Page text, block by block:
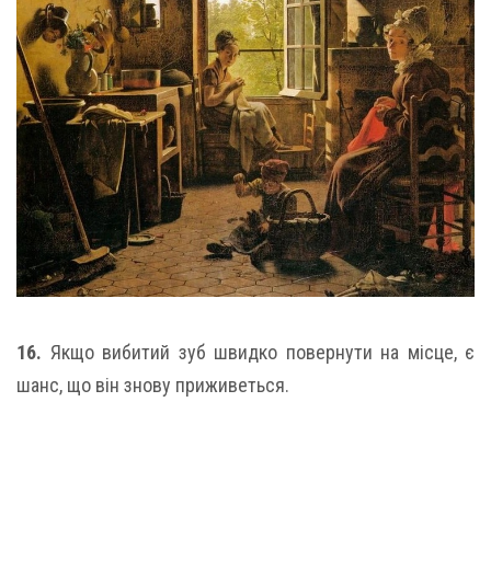
16. Якщо вибитий зуб швидко повернути на місце, є
шанс, що він знову приживеться.